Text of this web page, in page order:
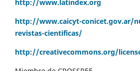
http://www.latindex.org
http://www.caicyt-conicet.gov.ar/
revistas-cientificas/
http://creativecommons.org/